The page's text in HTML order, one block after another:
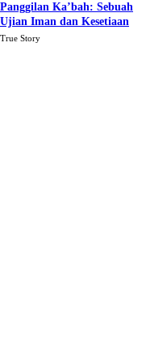
Panggilan Ka’bah: Sebuah
Ujian Iman dan Kesetiaan
True Story